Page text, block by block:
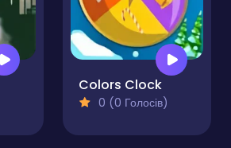
Colors Clock
0 (0 Голосів)